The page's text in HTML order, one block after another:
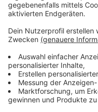
Fahrplanänderungen
weiterzugeben, lässt
Systeme überprüfen.
Probleme gegeben,
ausgespielt wurden.
Anzeige